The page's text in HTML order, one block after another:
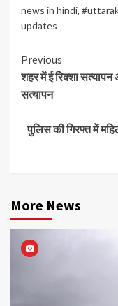
news in hindi,
updates
Continue
Reading
Previous
शहर में ई रिक्शा
सत्यापन
पुलिस की गिरफ्त में
More News